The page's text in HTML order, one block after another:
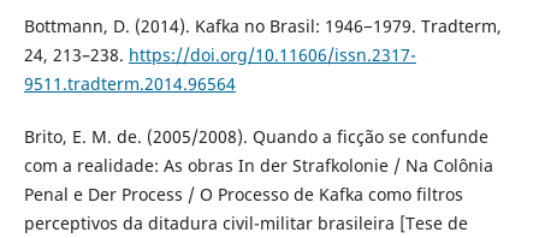
Bottmann, D. (2014). Kafka no Brasil: 1946−1979. Tradterm,
24, 213–238. https://doi.org/10.11606/issn.2317-
9511.tradterm.2014.96564
Brito, E. M. de. (2005/2008). Quando a ficção se confunde
com a realidade: As obras In der Strafkolonie / Na Colônia
Penal e Der Process / O Processo de Kafka como filtros
perceptivos da ditadura civil-militar brasileira [Tese de